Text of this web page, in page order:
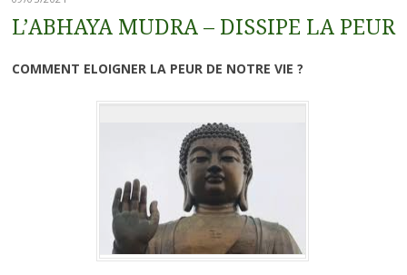
L’ABHAYA MUDRA – DISSIPE LA PEUR
COMMENT ELOIGNER LA PEUR DE NOTRE VIE ?